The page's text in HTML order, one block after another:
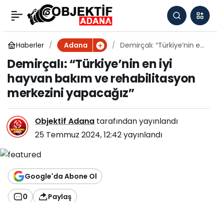
Haberler Adana
Demirçalı: “Türkiye’nin en
rehabilitasyon merkezini
yapacağız”
Demirçalı: “Türkiye’nin en iyi
hayvan bakım ve rehabilitasyon
merkezini yapacağız”
Objektif Adana tarafından yayınlandı
25 Temmuz 2024, 12:42yayınlandı
Google'da Abone Ol
0 Paylaş
Demirçalı: “Türkiye’nin
en iyi hayvan bakım ve
rehabilitasyon
merkezini yapacağız”